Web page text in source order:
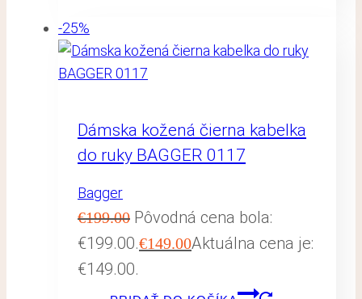
-25%
Dámska kožená čierna kabelka
do ruky BAGGER 0117
Bagger
€199.00 Pôvodná cena bola:
€199.00.€149.00Aktuálna cena je:
€149.00.